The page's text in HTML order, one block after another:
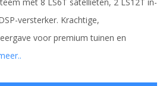
versterker. Krachtige,
voor premium tuinen en